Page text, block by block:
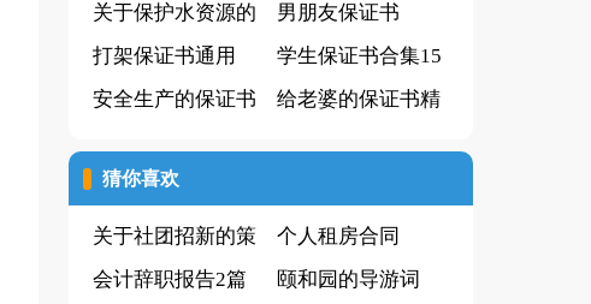
篇
关于保护水资源的
建议书
男朋友保证书
打架保证书通用
学生保证书合集15
篇
安全生产的保证书
给老婆的保证书精
猜你喜欢
关于社团招新的策
划书
个人租房合同
会计辞职报告2篇
颐和园的导游词